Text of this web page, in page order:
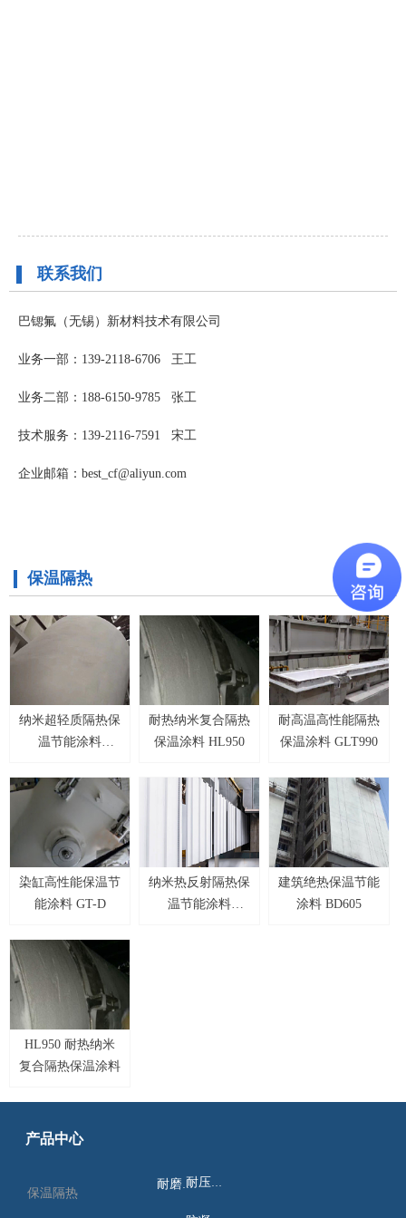
纳米超轻质隔热保
温节能涂料
耐热纳米复合隔热
保温涂料 HL950
耐高温高性能隔热
保温涂料 GLT990
染缸高性能保温节
能涂料 GT-D
纳米热反射隔热保
温节能涂料
建筑绝热保温节能
涂料 BD605
HL950 耐热纳米
复合隔热保温涂料
保温隔热
联系我们
巴锶氟（无锡）新材料技术有限公司
业务一部：139-2118-6706 王工
业务二部：188-6150-9785 张工
技术服务：139-2116-7591 宋工
企业邮箱：best_cf@aliyun.com
产品中心
耐磨耐蚀 耐压绝缘
保温隔热